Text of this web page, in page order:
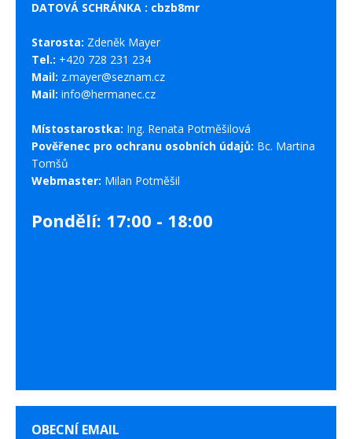
DATOVÁ SCHRÁNKA : cbzb8mr
Starosta: Zdeněk Mayer
Tel.: +420 728 231 234
Mail: z.mayer@seznam.cz
Mail: info@hermanec.cz
Místostarostka: Ing. Renata Potměšilová
Pověřenec pro ochranu osobních údajů: Bc. Martina
Tomšů
Webmaster: Milan Potměšil
Pondělí: 17:00 - 18:00
OBECNÍ EMAIL